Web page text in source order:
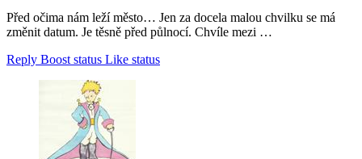
Před očima nám leží město… Jen za docela malou chvilku se má
změnit datum. Je těsně před půlnocí. Chvíle mezi …
Reply Boost status Like status